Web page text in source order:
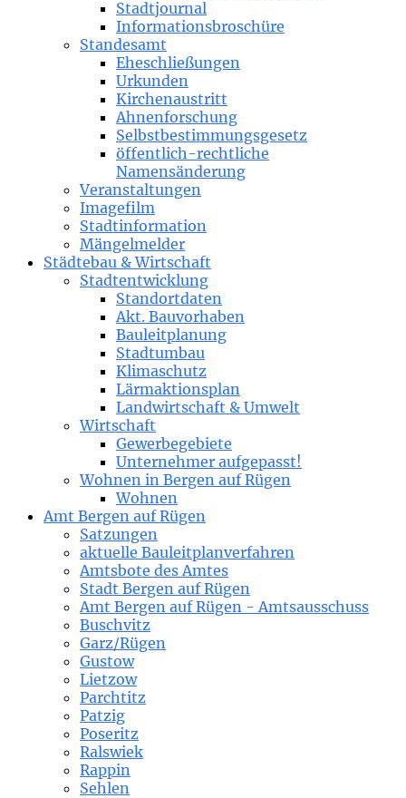
Stadtjournal
Informationsbroschüre
Standesamt
Eheschließungen
Urkunden
Kirchenaustritt
Ahnenforschung
Selbstbestimmungsgesetz
öffentlich-rechtliche
Namensänderung
Veranstaltungen
Imagefilm
Stadtinformation
Mängelmelder
Städtebau & Wirtschaft
Stadtentwicklung
Standortdaten
Akt. Bauvorhaben
Bauleitplanung
Stadtumbau
Klimaschutz
Lärmaktionsplan
Landwirtschaft & Umwelt
Wirtschaft
Gewerbegebiete
Unternehmer aufgepasst!
Wohnen in Bergen auf Rügen
Wohnen
Amt Bergen auf Rügen
Satzungen
aktuelle Bauleitplanverfahren
Amtsbote des Amtes
Stadt Bergen auf Rügen
Amt Bergen auf Rügen - Amtsausschuss
Buschvitz
Garz/Rügen
Gustow
Lietzow
Parchtitz
Patzig
Poseritz
Ralswiek
Rappin
Sehlen